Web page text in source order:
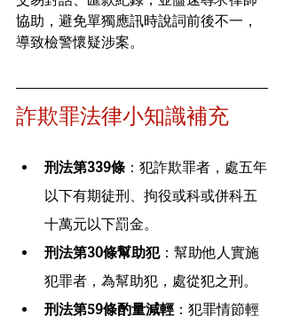
協助，避免單獨應訊時說詞前後不一，
導致檢警懷疑涉案。
詐欺罪法律小知識補充
刑法第339條 ：犯詐欺罪者，處五年
以下有期徒刑、拘役或科或併科五
十萬元以下罰金。
刑法第30條幫助犯：幫助他人實施
犯罪者，為幫助犯，處從犯之刑。
刑法第59條酌量減輕 ：犯罪情節輕